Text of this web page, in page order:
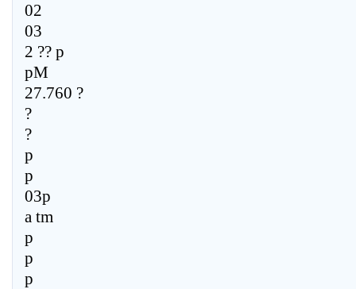
02
03
2 ?? p
pM
27.760 ?
?
?
p
p
03p
a tm
p
p
p